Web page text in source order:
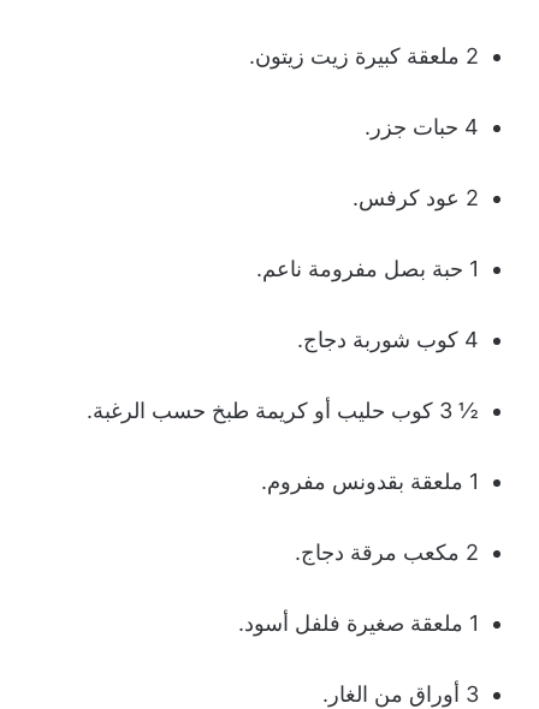
2 ملعقة كبيرة زيت زيتون.
4 حبات جزر.
2 عود كرفس.
1 حبة بصل مفرومة ناعم.
4 كوب شوربة دجاج.
½ 3 كوب حليب أو كريمة طبخ حسب الرغبة.
1 ملعقة بقدونس مفروم.
2 مكعب مرقة دجاج.
1 ملعقة صغيرة فلفل أسود.
3 أوراق من الغار.